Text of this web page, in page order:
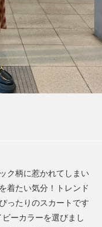
ク柄に惹かれてしまい
着たい気分！トレンド
ったりのスカートです
ーカラーを選びまし